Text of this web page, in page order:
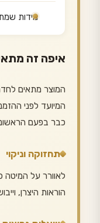
מידות
איפה זה
המוצר מתאים
המיועד לפני
כבר בפעם
תחזוקה וניקוי
לאוורר על המיטה
הוראות היצרן,